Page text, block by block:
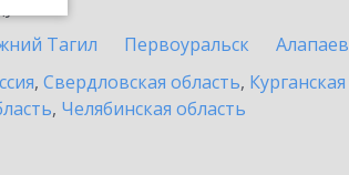
Тагил Первоуральск
, Свердловская область,
, Челябинская область